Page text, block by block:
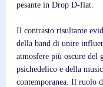
pesante in Drop D-flat.
Il contrasto risultante
della band di unire
atmosfere più oscure del
psichedelico e della
contemporanea. Il ruolo